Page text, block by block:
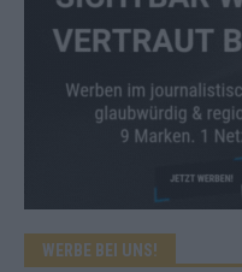
WERBE BEI UNS!